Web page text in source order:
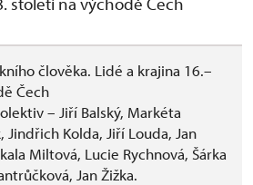
člověka. Lidé a krajina 16.–
Čech
– Jiří Balský, Markéta
Jindřich Kolda, Jiří Louda, Jan
Miltová, Lucie Rychnová, Šárka
Jan Žižka.